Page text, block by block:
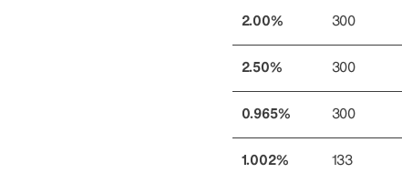
2.00% 300
2.50% 300
0.965% 300
1.002% 133